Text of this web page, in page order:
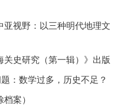
视野：以三种明代地理文
史研究（第一辑）》出版
：数学过多，历史不足？
案）